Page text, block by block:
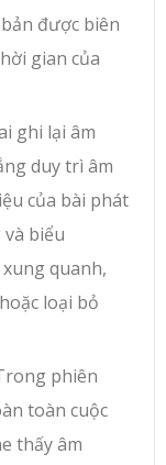
được biên
gian của
ghi lại âm
duy trì âm
của bài phát
biểu
quanh,
loại bỏ
phiên
toàn cuộc
thấy âm